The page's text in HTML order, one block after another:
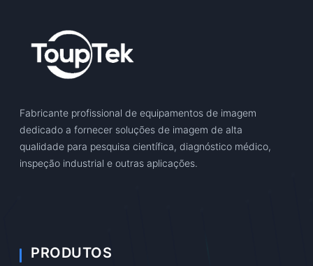
Fabricante profissional de equipamentos de imagem
dedicado a fornecer soluções de imagem de alta
qualidade para pesquisa científica, diagnóstico médico,
inspeção industrial e outras aplicações.
PRODUTOS